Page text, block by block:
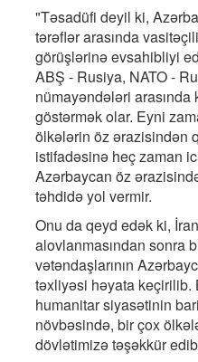
"Təsadüfi deyil ki,
tərəflər arasında
görüşlərinə evsahibliyi
ABŞ - Rusiya, NATO -
nümayəndələri
göstərmək olar. Eyni
ölkələrin öz ərazisindən
istifadəsinə heç zaman
Azərbaycan öz
təhdidə yol vermir.
Onu da qeyd edək ki,
alovlanmasından sonra
vətəndaşlarının
təxliyəsi həyata keçirilib.
humanitar siyasətinin
növbəsində, bir çox
dövlətimizə təşəkkür